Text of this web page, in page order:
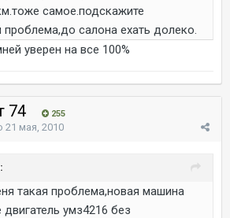
самое.подскажите
салона ехать долеко.
уверен на все 100%
74 255
21 мая, 2010
такая проблема,новая машина
умз4216 без